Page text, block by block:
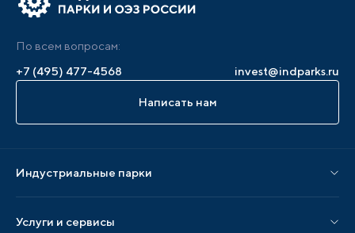
По всем вопросам:
+7 (495) 477-4568
invest@indparks.ru
Написать нам
Индустриальные парки
Парки по регионам
Услуги и сервисы